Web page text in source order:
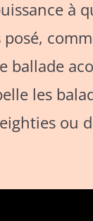
à
posé,
ballade
les
ou